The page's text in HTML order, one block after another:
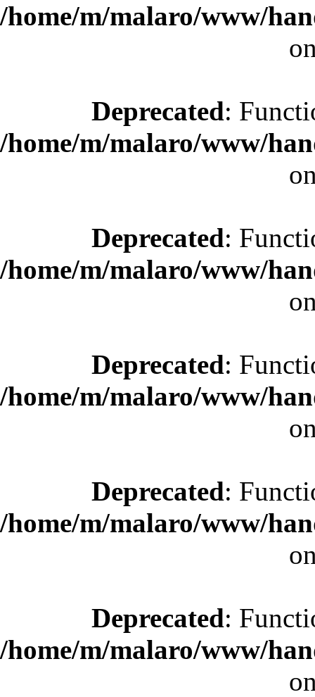
/home/m/malaro/www/
Deprecated:
/home/m/malaro/www/
Deprecated:
/home/m/malaro/www/
Deprecated:
/home/m/malaro/www/
Deprecated:
/home/m/malaro/www/
Deprecated:
/home/m/malaro/www/